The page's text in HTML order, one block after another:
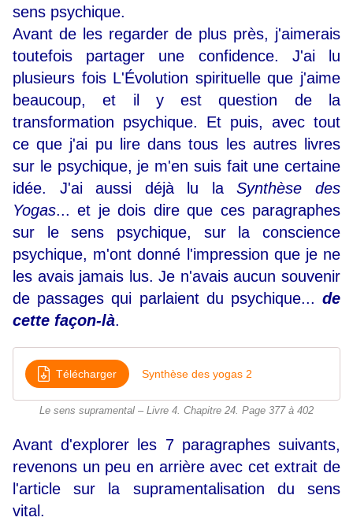
sens psychique.
Avant de les regarder de plus près, j'aimerais
toutefois partager une confidence. J'ai lu
plusieurs fois L'Évolution spirituelle que j'aime
beaucoup, et il y est question de la
transformation psychique. Et puis, avec tout
ce que j'ai pu lire dans tous les autres livres
sur le psychique, je m'en suis fait une certaine
idée. J'ai aussi déjà lu laSynthèse des
Yogas... et je dois dire que ces paragraphes
sur le sens psychique, sur la conscience
psychique, m'ont donné l'impression que je ne
les avais jamais lus. Je n'avais aucun souvenir
de passages qui parlaient du psychique... de
cette façon-là.
Télécharger Synthèse des yogas 2
Le sens supramental – Livre 4. Chapitre 24. Page 377 à 402
Avant d'explorer les 7 paragraphes suivants,
revenons un peu en arrière avec cet extrait de
l'article sur la supramentalisation du sens
vital.